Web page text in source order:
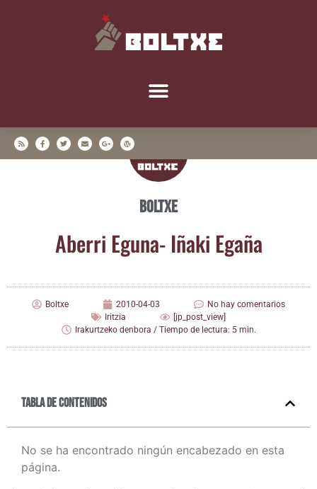
Boltxe
Abe­rri Egu­na- Iña­ki Egaña
Boltxe 2010-04-03
No hay comentarios
Iritzia
[jp_post_view]
Irakurtzeko denbora / Tiempo de lectura: 5 min.
Tabla de contenidos
No se ha encontrado ningún encabezado en esta
página.